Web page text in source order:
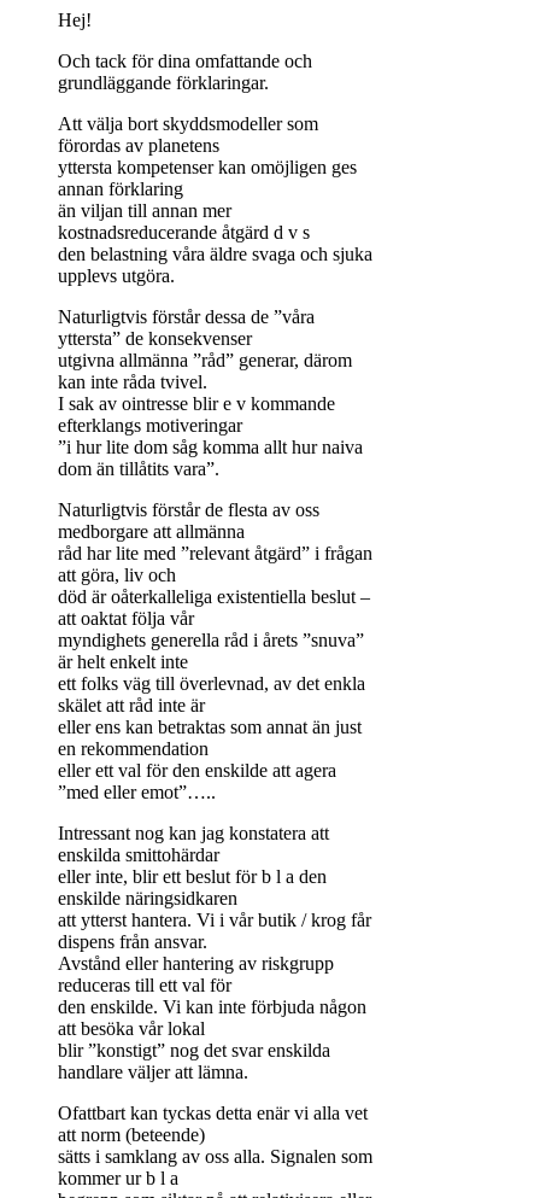
Hej!
Och tack för dina omfattande och
grundläggande förklaringar.
Att välja bort skyddsmodeller som
förordas av planetens
yttersta kompetenser kan omöjligen ges
annan förklaring
än viljan till annan mer
kostnadsreducerande åtgärd d v s
den belastning våra äldre svaga och sjuka
upplevs utgöra.
Naturligtvis förstår dessa de ”våra
yttersta” de konsekvenser
utgivna allmänna ”råd” generar, därom
kan inte råda tvivel.
I sak av ointresse blir e v kommande
efterklangs motiveringar
”i hur lite dom såg komma allt hur naiva
dom än tillåtits vara”.
Naturligtvis förstår de flesta av oss
medborgare att allmänna
råd har lite med ”relevant åtgärd” i frågan
att göra, liv och
död är oåterkalleliga existentiella beslut –
att oaktat följa vår
myndighets generella råd i årets ”snuva”
är helt enkelt inte
ett folks väg till överlevnad, av det enkla
skälet att råd inte är
eller ens kan betraktas som annat än just
en rekommendation
eller ett val för den enskilde att agera
”med eller emot”…..
Intressant nog kan jag konstatera att
enskilda smittohärdar
eller inte, blir ett beslut för b l a den
enskilde näringsidkaren
att ytterst hantera. Vi i vår butik / krog får
dispens från ansvar.
Avstånd eller hantering av riskgrupp
reduceras till ett val för
den enskilde. Vi kan inte förbjuda någon
att besöka vår lokal
blir ”konstigt” nog det svar enskilda
handlare väljer att lämna.
Ofattbart kan tyckas detta enär vi alla vet
att norm (beteende)
sätts i samklang av oss alla. Signalen som
kommer ur b l a